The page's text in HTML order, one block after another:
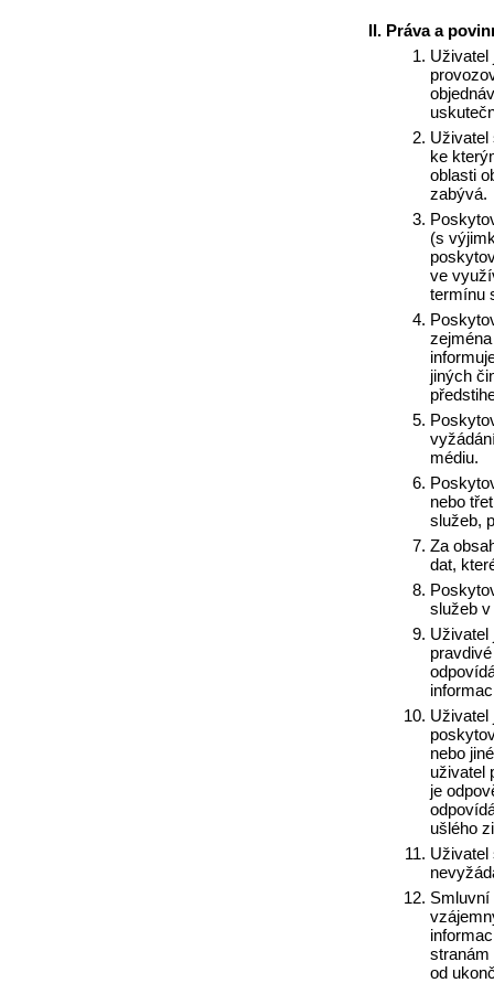
Práva a
Uživatel
Uživatel
ke
oblasti
zabývá.
(s
ve
termínu
jiných
médiu.
nebo
služeb,
Za
dat,
služeb
Uživatel
Uživatel
nebo
uživatel
je
ušlého
Uživatel
Smluvní
stranám
od